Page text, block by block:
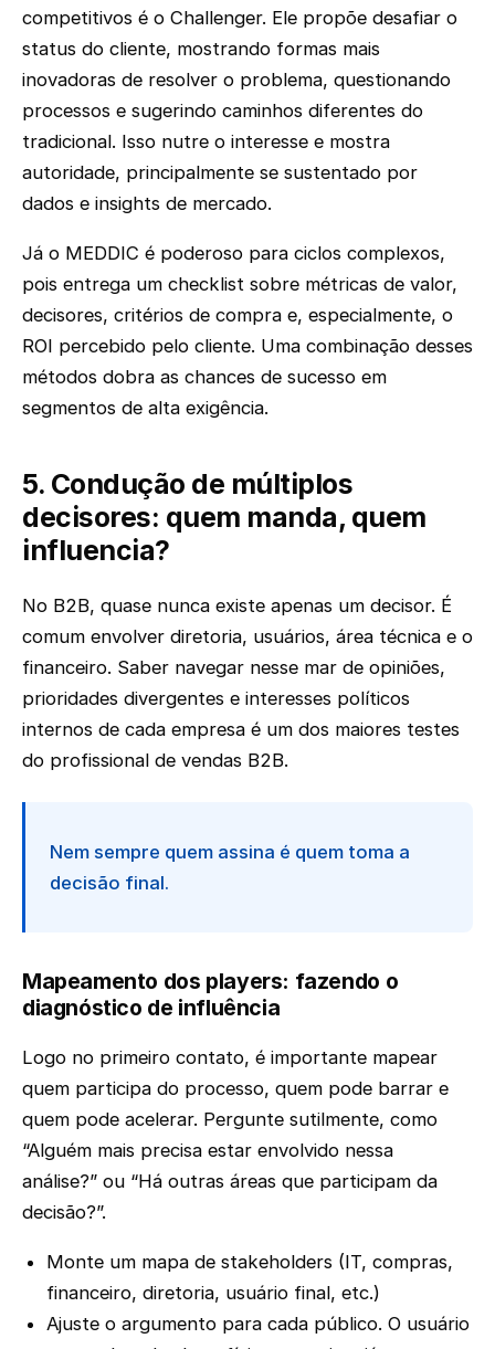
competitivos é o Challenger. Ele propõe desafiar o
status do cliente, mostrando formas mais
inovadoras de resolver o problema, questionando
processos e sugerindo caminhos diferentes do
tradicional. Isso nutre o interesse e mostra
autoridade, principalmente se sustentado por
dados e insights de mercado.
Já o MEDDIC é poderoso para ciclos complexos,
pois entrega um checklist sobre métricas de valor,
decisores, critérios de compra e, especialmente, o
ROI percebido pelo cliente. Uma combinação desses
métodos dobra as chances de sucesso em
segmentos de alta exigência.
5. Condução de múltiplos
decisores: quem manda, quem
influencia?
No B2B, quase nunca existe apenas um decisor. É
comum envolver diretoria, usuários, área técnica e o
financeiro. Saber navegar nesse mar de opiniões,
prioridades divergentes e interesses políticos
internos de cada empresa é um dos maiores testes
do profissional de vendas B2B.
Nem sempre quem assina é quem toma a
decisão final.
Mapeamento dos players: fazendo o
diagnóstico de influência
Logo no primeiro contato, é importante mapear
quem participa do processo, quem pode barrar e
quem pode acelerar. Pergunte sutilmente, como
“Alguém mais precisa estar envolvido nessa
análise?” ou “Há outras áreas que participam da
decisão?”.
Monte um mapa de stakeholders (IT, compras,
financeiro, diretoria, usuário final, etc.)
Ajuste o argumento para cada público. O usuário